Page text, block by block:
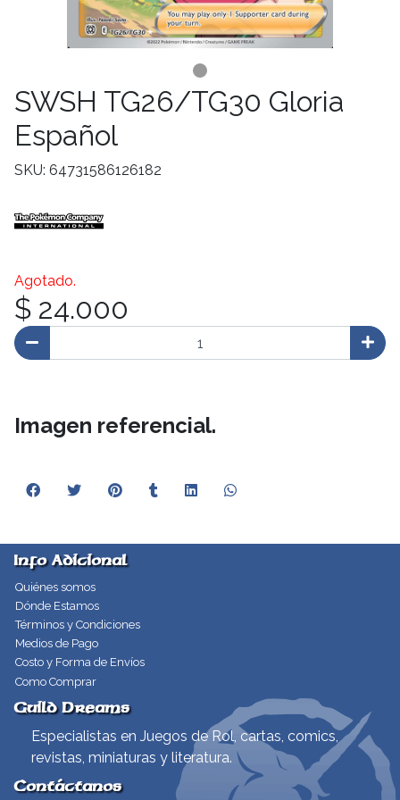
SWSH TG26/TG30 Gloria
Español
SKU: 64731586126182
Agotado.
$ 24.000
Imagen referencial.
Info Adicional
Quiénes somos
Dónde Estamos
Términos y Condiciones
Medios de Pago
Costo y Forma de Envíos
Como Comprar
Guild Dreams
Especialistas en Juegos de Rol, cartas, comics,
revistas, miniaturas y literatura.
Contáctanos